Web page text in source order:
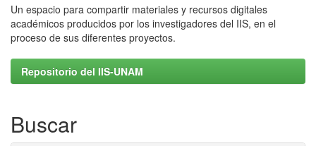
Un espacio para compartir materiales y recursos digitales
académicos producidos por los investigadores del IIS, en el
proceso de sus diferentes proyectos.
Repositorio del IIS-UNAM
Buscar